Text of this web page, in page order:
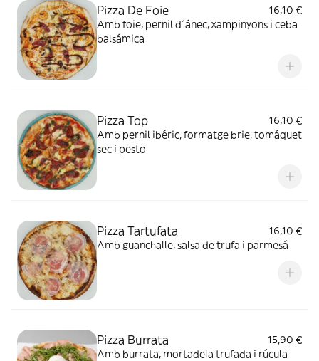
Pizza De Foie
16,10 €
Amb foie, pernil d´ánec, xampinyons i ceba
balsámica
Pizza Top
16,10 €
Amb pernil ibéric, formatge brie, tomáquet
sec i pesto
Pizza Tartufata
16,10 €
Amb guanchalle, salsa de trufa i parmesá
Pizza Burrata
15,90 €
Amb burrata, mortadela trufada i rúcula